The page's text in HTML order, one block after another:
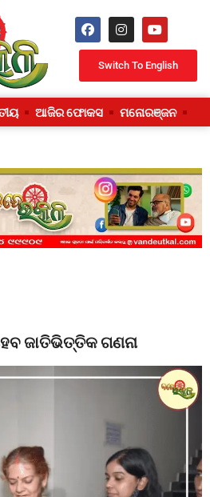
Switch To English
ଆଜିର ଫୋକସ ମନୋରଞ୍ଜନ
ଜାତିଭିତ୍ତିକ ଗଣନା